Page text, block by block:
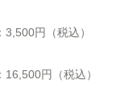
円（税込）
円（税込）